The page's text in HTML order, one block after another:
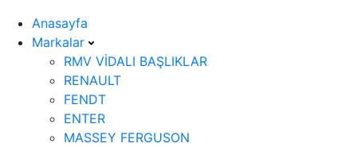
Anasayfa
Markalar
RMV VİDALI BAŞLIKLAR
RENAULT
FENDT
ENTER
MASSEY FERGUSON